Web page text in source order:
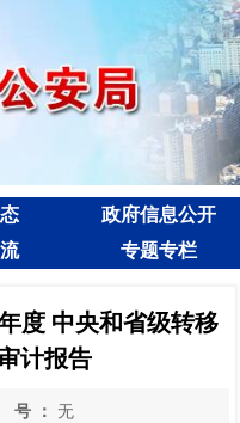
政府信息公开
专题专栏
度 中央和省级转移
计报告
：
无